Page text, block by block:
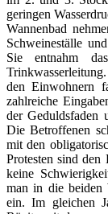
geringen
Wannenbad
Schweineställe
Sie entnahm
den Einwohnern
zahlreiche
der Geduldsfaden
Die Betroffenen
mit den
Protesten sind
keine
man in die beiden
ein. Im gleichen